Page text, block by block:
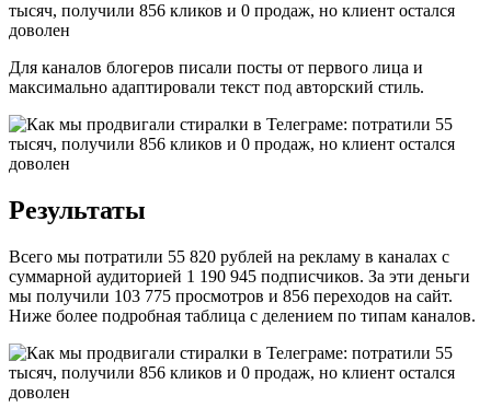
Для каналов блогеров писали посты от первого лица и
максимально адаптировали текст под авторский стиль.
Результаты
Всего мы потратили 55 820 рублей на рекламу в каналах с
суммарной аудиторией 1 190 945 подписчиков. За эти деньги
мы получили 103 775 просмотров и 856 переходов на сайт.
Ниже более подробная таблица с делением по типам каналов.